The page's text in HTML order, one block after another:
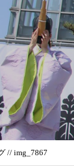
// img_7867